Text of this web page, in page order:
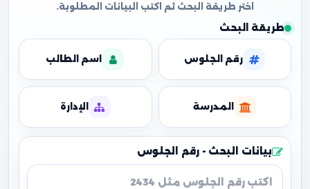
طريقة البحث
رقم الجلوس اسم الطالب
المدرسة الإدارة
بيانات البحث - رقم الجلوس